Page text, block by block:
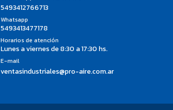
5493412766713
Whatsapp
5493413477178
Horarios de atención
Lunes a viernes de 8:30 a 17:30 hs.
E-mail
ventasindustriales@pro-aire.com.ar